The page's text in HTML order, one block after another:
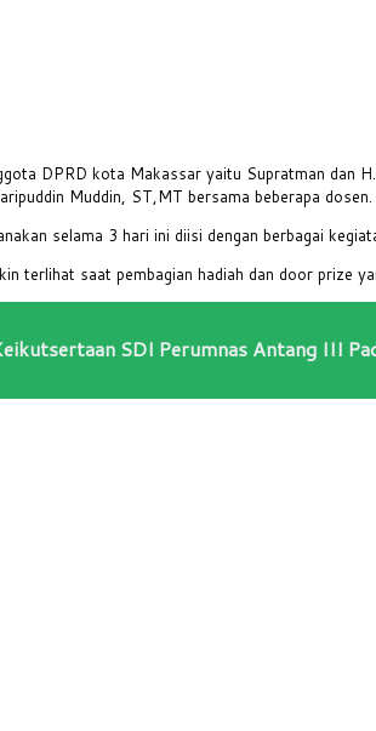
DPRD kota Makassar yaitu Supratman dan
Muddin, ST,MT bersama beberapa dosen.
selama 3 hari ini diisi dengan berbagai
terlihat saat pembagian hadiah dan door prize
SDI Perumnas Antang III